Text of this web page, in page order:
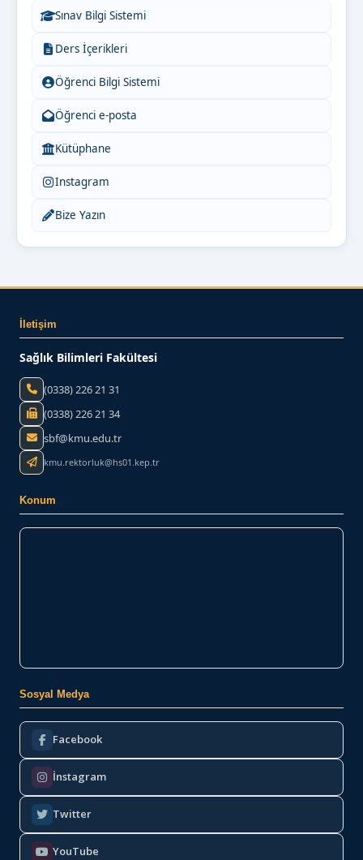
Sınav Bilgi Sistemi
Ders İçerikleri
Öğrenci Bilgi Sistemi
Öğrenci e-posta
Kütüphane
Instagram
Bize Yazın
İletişim
Sağlık Bilimleri Fakültesi
(0338) 226 21 31
(0338) 226 21 34
sbf@kmu.edu.tr
kmu.rektorluk@hs01.kep.tr
Konum
Sosyal Medya
Facebook
İnstagram
Twitter
YouTube